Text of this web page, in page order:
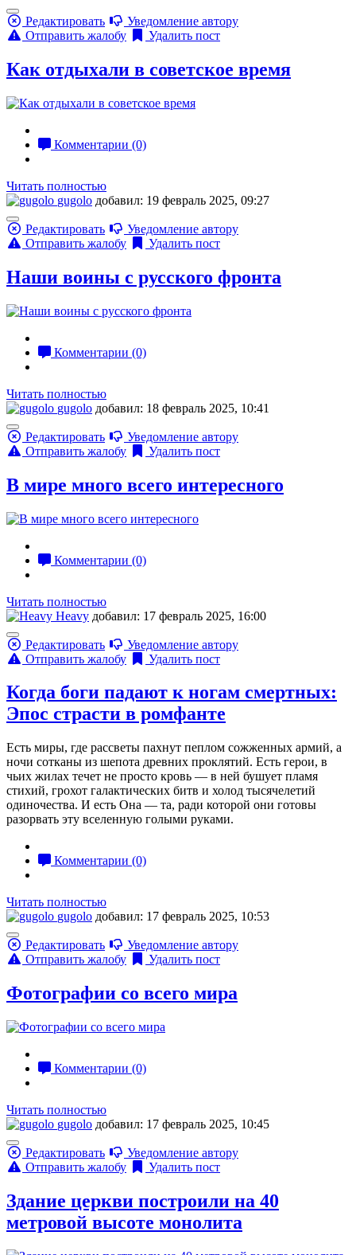
Редактировать
Уведомление автору
Отправить жалобу
Удалить пост
Как отдыхали в советское время
Комментарии (0)
Читать полностью
gugolo добавил: 19 февраль 2025, 09:27
Редактировать
Уведомление автору
Отправить жалобу
Удалить пост
Наши воины с русского фронта
Комментарии (0)
Читать полностью
gugolo добавил: 18 февраль 2025, 10:41
Редактировать
Уведомление автору
Отправить жалобу
Удалить пост
В мире много всего интересного
Комментарии (0)
Читать полностью
Heavy добавил: 17 февраль 2025, 16:00
Редактировать
Уведомление автору
Отправить жалобу
Удалить пост
Когда боги падают к ногам смертных:
Эпос страсти в ромфанте
Есть миры, где рассветы пахнут пеплом сожженных армий, а
ночи сотканы из шепота древних проклятий. Есть герои, в
чьих жилах течет не просто кровь — в ней бушует пламя
стихий, грохот галактических битв и холод тысячелетий
одиночества. И есть Она — та, ради которой они готовы
разорвать эту вселенную голыми руками.
Комментарии (0)
Читать полностью
gugolo добавил: 17 февраль 2025, 10:53
Редактировать
Уведомление автору
Отправить жалобу
Удалить пост
Фотографии со всего мира
Комментарии (0)
Читать полностью
gugolo добавил: 17 февраль 2025, 10:45
Редактировать
Уведомление автору
Отправить жалобу
Удалить пост
Здание церкви построили на 40
метровой высоте монолита